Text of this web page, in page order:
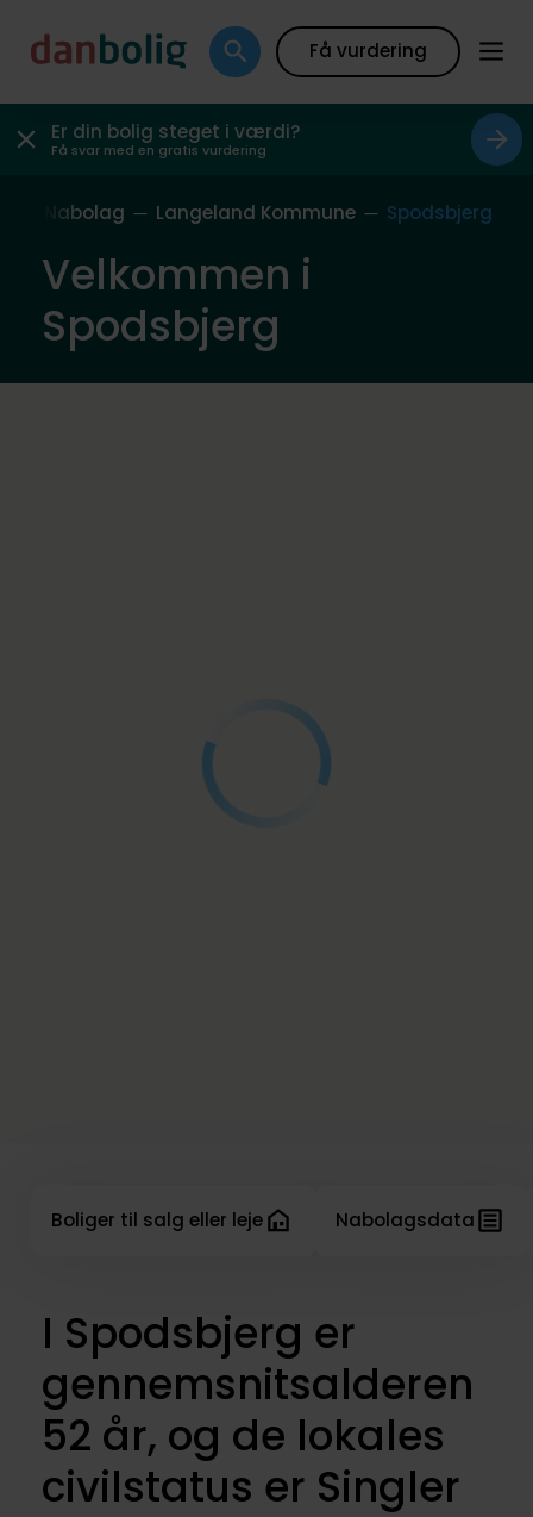
Få vurdering
Er din bolig steget i værdi?
Få svar med en gratis vurdering
Nabolag Langeland Kommune Spodsbjerg
Velkommen i
Spodsbjerg
Boliger til salg eller leje Nabolagsdata
I Spodsbjerg er
gennemsnitsalderen
52 år, og de lokales
civilstatus er Singler